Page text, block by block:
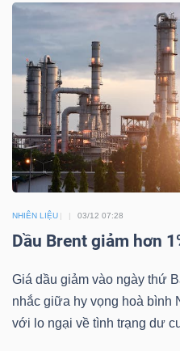
NHIÊN LIỆU 03/12 07:28
Dầu Brent giảm hơn
Giá dầu giảm vào ngày thứ
nhắc giữa hy vọng hoà bình
với lo ngại về tình trạng dư
VỤ
THÔNG
TIỆN
ÍCH
BẤT
ĐỘNG
SẢN